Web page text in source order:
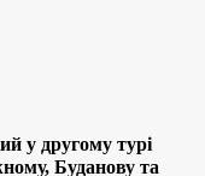
у другому турі
Буданову та